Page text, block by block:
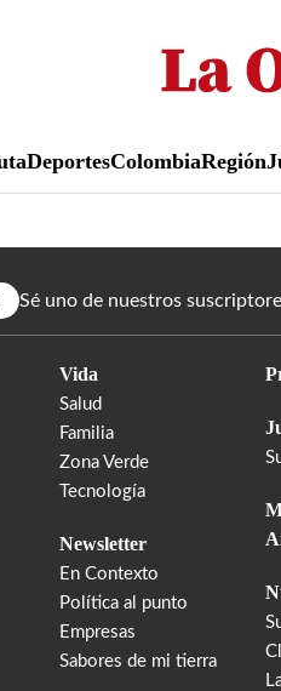
al
DeportesColombiaRegión
Sé uno de nuestros
Vida
Salud
Familia
Zona Verde
Tecnología
Newsletter
En Contexto
Política al punto
Empresas
Sabores de mi tierra